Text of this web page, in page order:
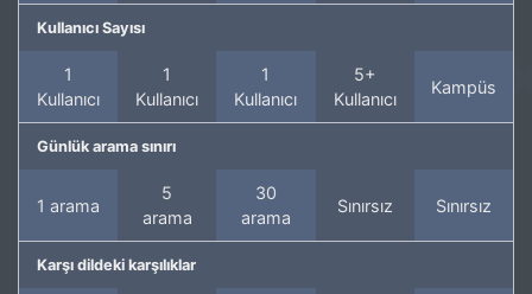
Kullanıcı Sayısı
1
Kullanıcı
1
Kullanıcı
1
Kullanıcı
5+
Kullanıcı
Kampüs
Günlük arama sınırı
1 arama
5
arama
30
arama
Sınırsız Sınırsız
Karşı dildeki karşılıklar